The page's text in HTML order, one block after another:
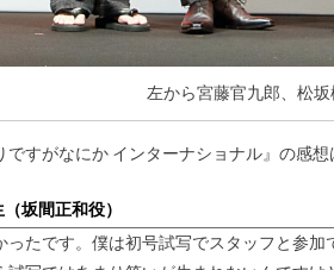
左から宮藤官九郎、松
ですがなにか インターナショナル』の感想
坂間正和役）
ったです。僕は初号試写でスタッフと参